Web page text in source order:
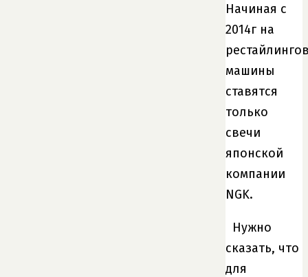
Начиная с
2014г на
машины
ставятся
только
свечи
японской
компании
NGK.
Нужно
сказать, что
для